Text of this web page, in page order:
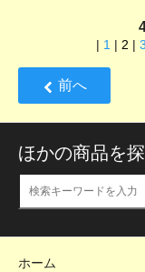
| 1 | 2 | 3
前へ
ほかの商品を
ホーム